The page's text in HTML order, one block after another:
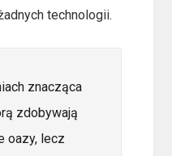
technologii.
znacząca
zdobywają
oazy, lecz